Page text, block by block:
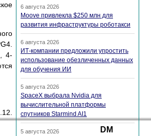
4-
DM
6 августа 2026
Moove привлекла $250 млн для
развития инфраструктуры роботакси
6 августа 2026
ИТ-компании предложили упростить
использование обезличенных данных
для обучения ИИ
5 августа 2026
SpaceX выбрала Nvidia для
вычислительной платформы
спутников Starmind AI1
5 августа 2026